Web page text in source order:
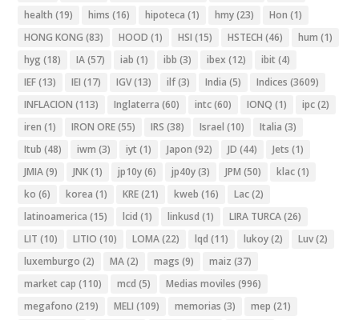
health (19) hims (16) hipoteca (1) hmy(23) Hon (1)
HONG KONG (83) HOOD (1) HSI (15) HSTECH (46) hum (1)
hyg (18) IA(57) iab (1) ibb (3) ibex (12) ibit (4)
IEF(13) IEI (17) IGV(13) ilf(3) India (5) Indices (3609)
INFLACION (113) Inglaterra (60) intc(60) IONQ (1) ipc(2)
iren (1) IRON ORE(55) IRS (38) Israel (10) Italia (3)
Itub (48) iwm (3) iyt (1) Japon (92) JD (44) Jets (1)
JMIA(9) JNK(1) jp10y(6) jp40y(3) JPM (50) klac(1)
ko (6) korea (1) KRE(21) kweb (16) Lac(2)
latinoamerica (15) lcid (1) linkusd (1) LIRA TURCA(26)
LIT (10) LITIO (10) LOMA(22) lqd (11) lukoy(2) Luv(2)
luxemburgo (2) MA(2) mags (9) maiz (37)
market cap (110) mcd (5) Medias moviles (996)
megafono (219) MELI (109) memorias (3) mep (21)